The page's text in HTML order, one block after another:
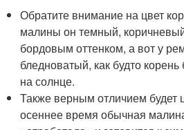
Обратите внимание на цвет
малины он темный,
бордовым оттенком, а вот у
бледноватый, как будто
на солнце.
Также верным отличием будет
осеннее время обычная